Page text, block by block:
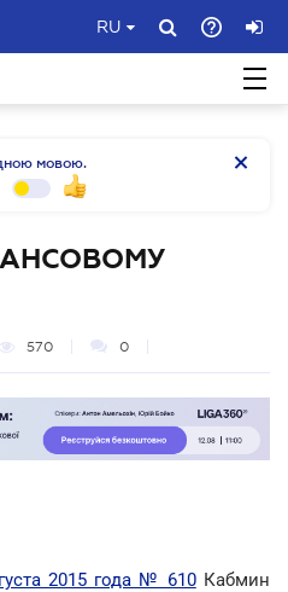
RU
мовою.
570 0
2015 года № 610Кабмин